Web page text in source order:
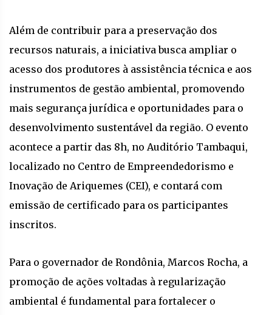
Além de contribuir para a preservação dos
recursos naturais, a iniciativa busca ampliar o
acesso dos produtores à assistência técnica e aos
instrumentos de gestão ambiental, promovendo
mais segurança jurídica e oportunidades para o
desenvolvimento sustentável da região. O evento
acontece a partir das 8h, no Auditório Tambaqui,
localizado no Centro de Empreendedorismo e
Inovação de Ariquemes (CEI), e contará com
emissão de certificado para os participantes
inscritos.
Para o governador de Rondônia, Marcos Rocha, a
promoção de ações voltadas à regularização
ambiental é fundamental para fortalecer o